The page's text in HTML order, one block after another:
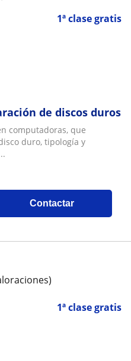
1ª clase gratis
de discos duros
computadoras, que
duro, tipología y
Contactar
1ª clase gratis